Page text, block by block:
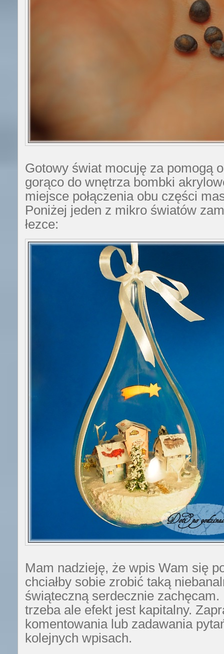
Gotowy świat mocuję za pomogą
gorąco do wnętrza bombki
miejsce połączenia obu części
Poniżej jeden z mikro światów
łezce:
Mam nadzieję, że wpis Wam się
chciałby sobie zrobić taką
świąteczną serdecznie
trzeba ale efekt jest kapitalny.
komentowania lub zadawania
kolejnych wpisach.